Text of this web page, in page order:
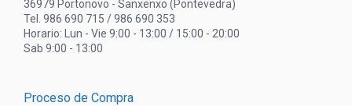
36979 Portonovo - Sanxenxo (Pontevedra)
Tel. 986 690 715 / 986 690 353
Horario: Lun - Vie 9:00 - 13:00 / 15:00 - 20:00
Sab 9:00 - 13:00
Proceso de Compra